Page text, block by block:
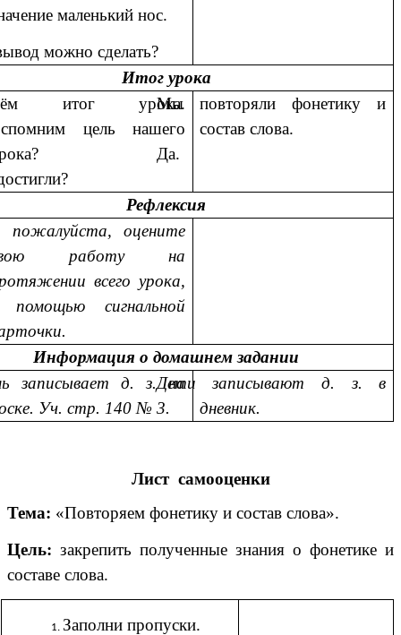
маленький нос.
можно сделать?
Итог урока
итог урока.
цель нашего
Мы повторяли фонетику и
состав слова.
Да.
Рефлексия
пожалуйста, оцените
работу на
всего урока,
помощью сигнальной
Информация о домашнем задании
записывает д. з. на
Уч. стр. 140 № 3.
Дети записывают д. з. в
дневник.
Лист самооценки
Тема: «Повторяем фонетику и состав слова».
Цель: закрепить полученные знания о фонетике и
составе слова.
Заполни пропуски.